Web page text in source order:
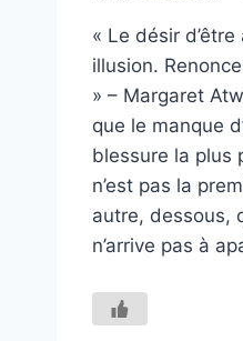
« Le désir
illusion.
» – Margaret
que le manque
blessure la plus
n’est pas la
autre, dessous,
n’arrive pas à